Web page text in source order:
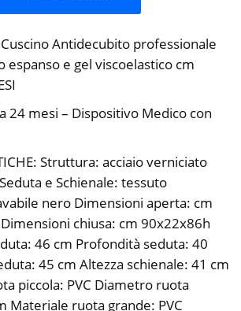
Cuscino Antidecubito professionale
espanso e gel viscoelastico cm
24 mesi – Dispositivo Medico con
Struttura: acciaio verniciato
e Schienale: tessuto
nero Dimensioni aperta: cm
chiusa: cm 90x22x86h
46 cm Profondità seduta: 40
45 cm Altezza schienale: 41 cm
piccola: PVC Diametro ruota
Materiale ruota grande: PVC